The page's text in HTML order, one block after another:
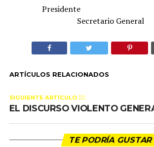
Secretario General
ARTÍCULOS RELACIONADOS
SIGUIENTE ARTÍCULO 👈🏻
EL DISCURSO VIOLENTO
TE PODRÍA GUSTAR